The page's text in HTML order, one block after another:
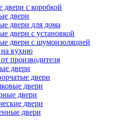
с коробкой
двери
двери для дома
двери с установкой
двери с шумоизоляцией
на кухню
производителя
двери
двери
двери
двери
двери
двери